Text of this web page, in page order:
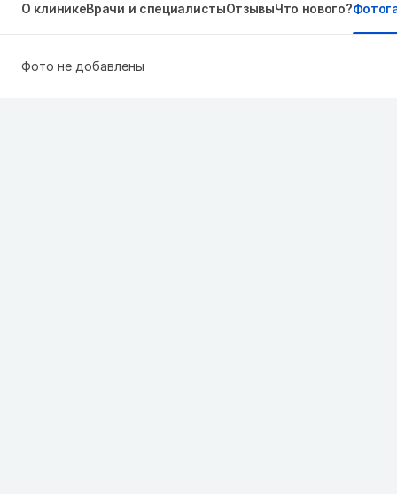
О клиникеВрачи и специалистыОтзывыЧто нового?
Фото не добавлены